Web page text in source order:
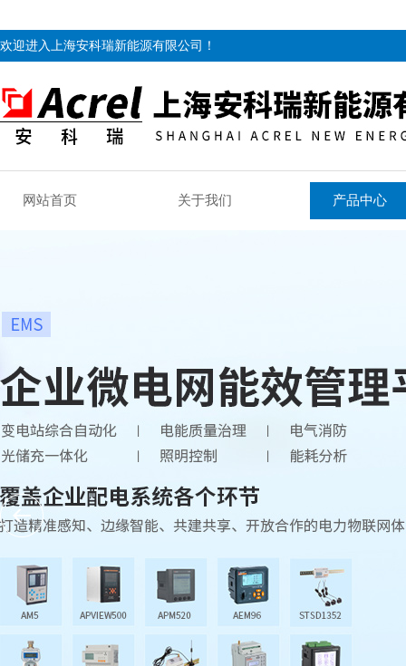
欢迎进入上海安科瑞新能源有限公司！
网站首页 关于我们 产品中心